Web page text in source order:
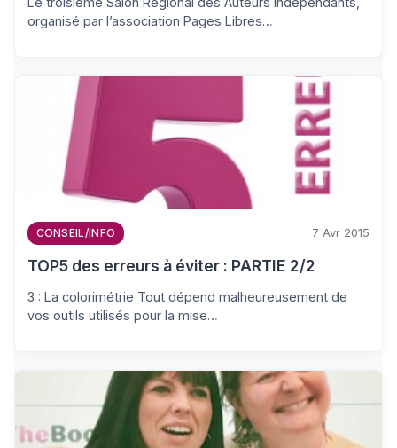
organisé par l’association Pages Libres…
CONSEIL/INFO 7 Avr 2015
TOP5 des erreurs à éviter : PARTIE 2/2
3 : La colorimétrie Tout dépend malheureusement de
vos outils utilisés pour la mise…